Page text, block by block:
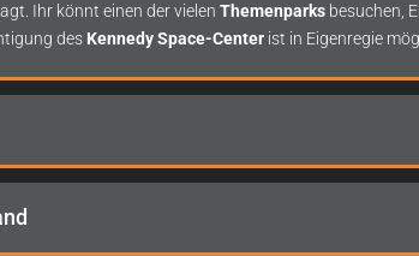
Ihr könnt einen der vielenThemenparks besuchen,
des Kennedy Space-Center ist in Eigenregie